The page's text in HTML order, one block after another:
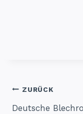
ZURÜCK
Deutsche